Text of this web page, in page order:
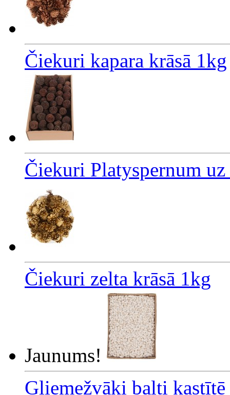
Čiekuri kapara krāsā 1kg
Čiekuri Platyspernum
Čiekuri zelta krāsā 1kg
Jaunums!
Gliemežvāki balti kastītē